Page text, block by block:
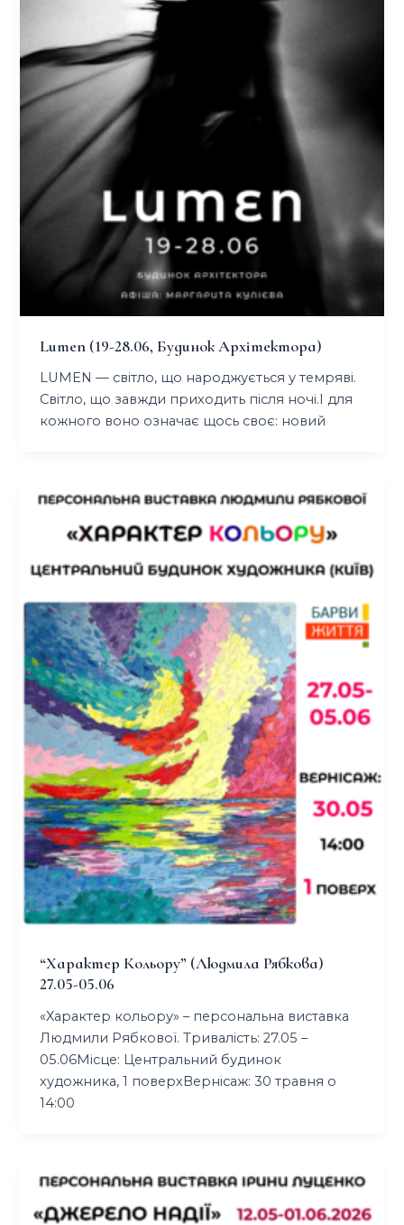
Lumen (19-28.06, Будинок Архітектора)
LUMEN — світло, що народжується у темряві.
Світло, що завжди приходить після ночі.І для
кожного воно означає щось своє: новий
“характер Кольору” (людмила Рябкова)
27.05-05.06
«Характер кольору» – персональна виставка
Людмили Рябкової. Тривалість: 27.05 –
05.06Місце: Центральний будинок
художника, 1 поверхВернісаж: 30 травня о
14:00